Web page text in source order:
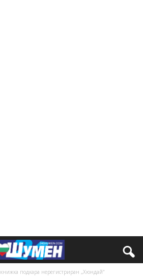
подкара нерегистриран „Хюндай“